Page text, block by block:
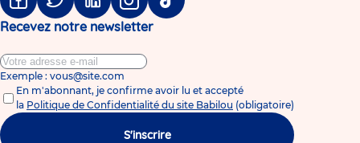
FacebookTwitter LinkedinInstagramTiktok
Recevez notre newsletter
Exemple : vous@site.com
En m'abonnant, je confirme avoir lu et accepté
la Politique de Confidentialité du site Babilou (obligatoire)
S'inscrire